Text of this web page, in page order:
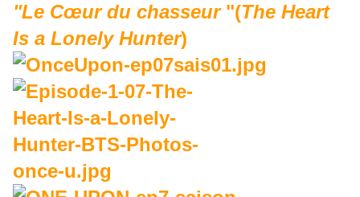
"Le Cœur du chasseur"(The Heart
Is a Lonely Hunter)